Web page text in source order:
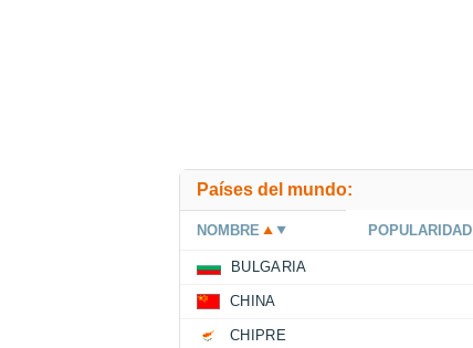
Países del mundo:
NOMBRE POPULARIDAD
BULGARIA
CHINA
CHIPRE